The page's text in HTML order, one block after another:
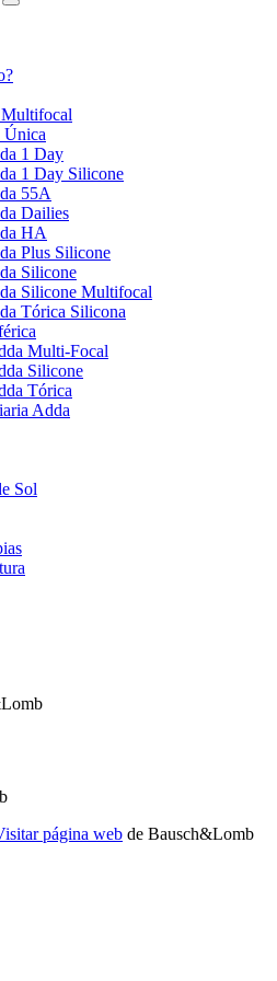
Única
1 Day
1 Day Silicone
55A
Dailies
HA
Plus Silicone
Silicone
Silicone Multifocal
Tórica Silicona
Multi-Focal
Silicone
Tórica
Adda
Sol
página web de Bausch&Lomb